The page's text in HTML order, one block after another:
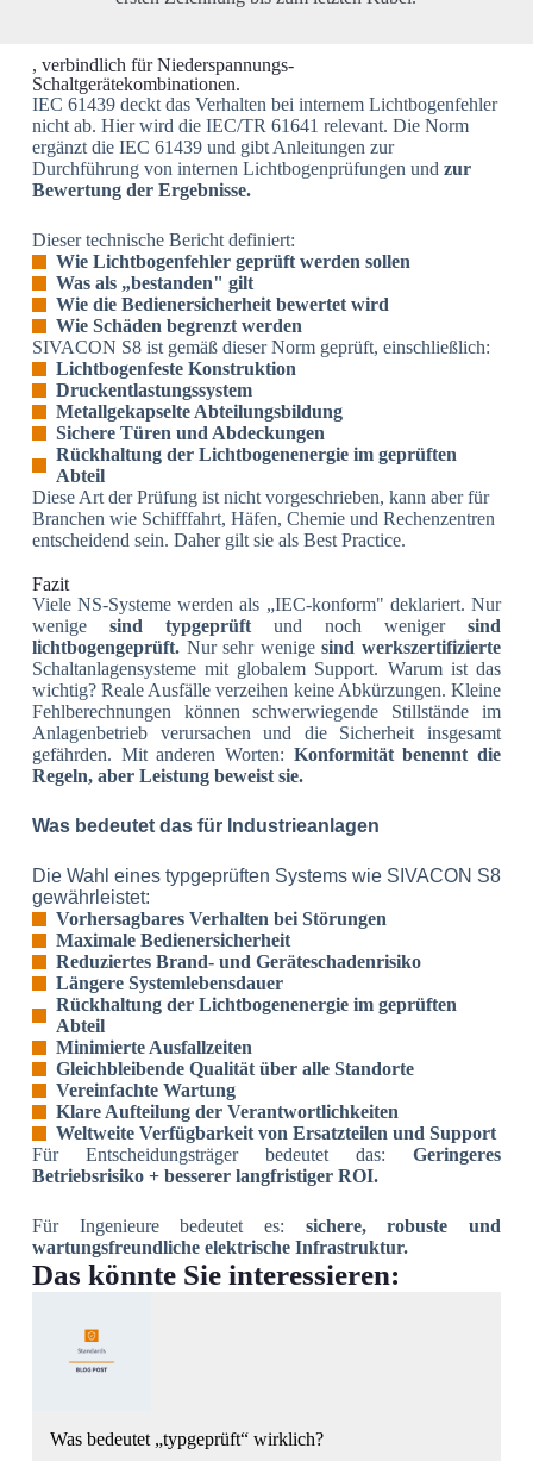
, verbindlich für Niederspannungs-
Schaltgerätekombinationen.
IEC 61439 deckt das Verhalten bei internem Lichtbogenfehler
nicht ab. Hier wird die IEC/TR 61641 relevant. Die Norm
ergänzt die IEC 61439 und gibt Anleitungen zur
Durchführung von internen Lichtbogenprüfungen und zur
Bewertung der Ergebnisse.
Dieser technische Bericht definiert:
Wie Lichtbogenfehler geprüft werden sollen
Was als „bestanden" gilt
Wie die Bedienersicherheit bewertet wird
Wie Schäden begrenzt werden
SIVACON S8 ist gemäß dieser Norm geprüft, einschließlich:
Lichtbogenfeste Konstruktion
Druckentlastungssystem
Metallgekapselte Abteilungsbildung
Sichere Türen und Abdeckungen
Rückhaltung der Lichtbogenenergie im geprüften
Abteil
Diese Art der Prüfung ist nicht vorgeschrieben, kann aber für
Branchen wie Schifffahrt, Häfen, Chemie und Rechenzentren
entscheidend sein. Daher gilt sie als Best Practice.
Fazit
Viele NS-Systeme werden als „IEC-konform" deklariert. Nur
wenige sind typgeprüft und noch wenigersind
lichtbogengeprüft. Nur sehr wenigesind werkszertifizierte
Schaltanlagensysteme mit globalem Support. Warum ist das
wichtig? Reale Ausfälle verzeihen keine Abkürzungen. Kleine
Fehlberechnungen können schwerwiegende Stillstände im
Anlagenbetrieb verursachen und die Sicherheit insgesamt
gefährden. Mit anderen Worten: Konformität benennt die
Regeln, aber Leistung beweist sie.
Was bedeutet das für Industrieanlagen
Die Wahl eines typgeprüften Systems wie SIVACON S8
gewährleistet:
Vorhersagbares Verhalten bei Störungen
Maximale Bedienersicherheit
Reduziertes Brand- und Geräteschadenrisiko
Längere Systemlebensdauer
Rückhaltung der Lichtbogenenergie im geprüften
Abteil
Minimierte Ausfallzeiten
Gleichbleibende Qualität über alle Standorte
Vereinfachte Wartung
Klare Aufteilung der Verantwortlichkeiten
Weltweite Verfügbarkeit von Ersatzteilen und Support
Für Entscheidungsträger bedeutet das:Geringeres
Betriebsrisiko + besserer langfristiger ROI.
Für Ingenieure bedeutet es: sichere, robuste und
wartungsfreundliche elektrische Infrastruktur.
Das könnte Sie interessieren:
Was bedeutet „typgeprüft“ wirklich?